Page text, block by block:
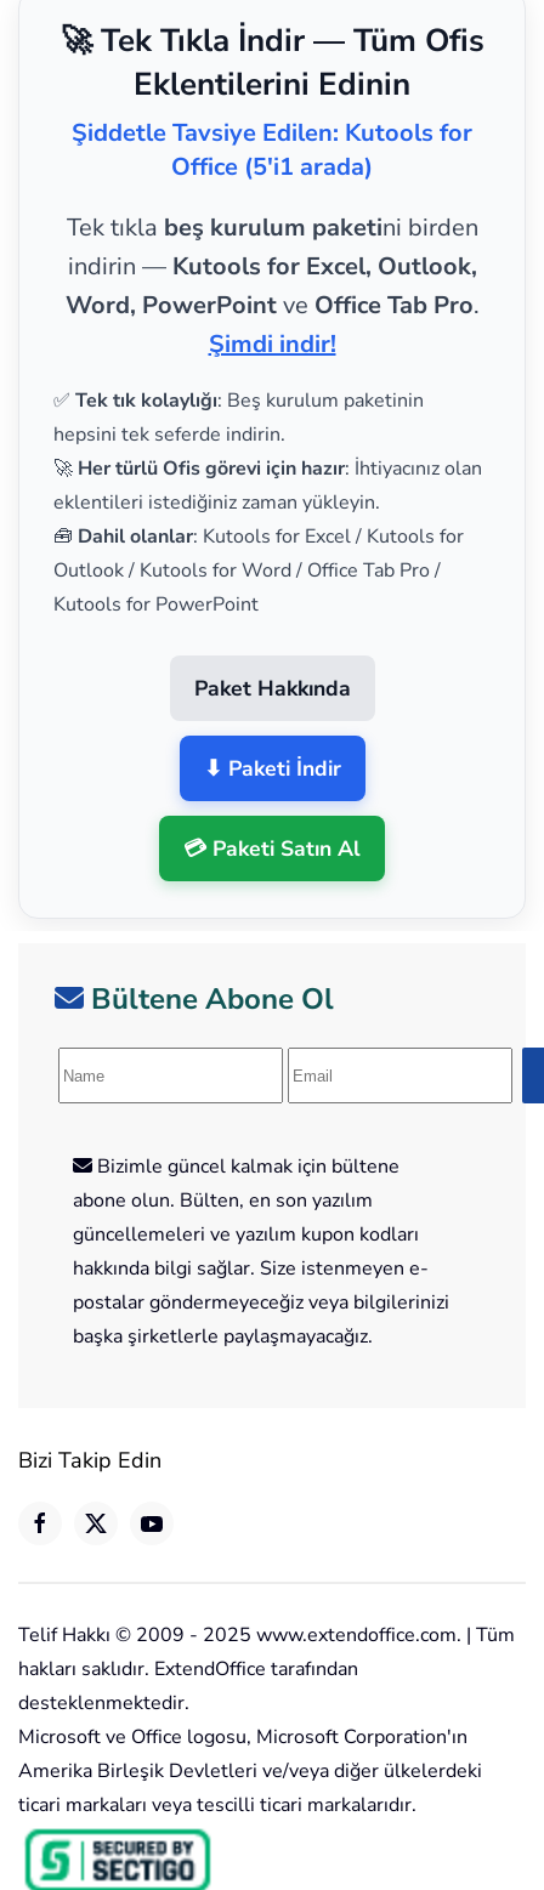
🚀 Tek Tıkla İndir — Tüm Ofis
Eklentilerini Edinin
Şiddetle Tavsiye Edilen: Kutools for
Office (5'i1 arada)
Tek tıkla beş kurulum paketini birden
indirin — Kutools for Excel, Outlook,
Word, PowerPointve Office Tab Pro.
Şimdi indir!
✅ Tek tık kolaylığı: Beş kurulum paketinin
hepsini tek seferde indirin.
🚀 Her türlü Ofis görevi için hazır: İhtiyacınız olan
eklentileri istediğiniz zaman yükleyin.
🧰 Dahil olanlar: Kutools for Excel / Kutools for
Outlook / Kutools for Word / Office Tab Pro /
Kutools for PowerPoint
Paket Hakkında
⬇ Paketi İndir
💳 Paketi Satın Al
Bültene Abone Ol
Bizimle güncel kalmak için bültene
abone olun. Bülten, en son yazılım
güncellemeleri ve yazılım kupon kodları
hakkında bilgi sağlar. Size istenmeyen e-
postalar göndermeyeceğiz veya bilgilerinizi
başka şirketlerle paylaşmayacağız.
Bizi Takip Edin
Telif Hakkı © 2009 - 2025 www.extendoffice.com. | Tüm
hakları saklıdır. ExtendOffice tarafından
desteklenmektedir.
Microsoft ve Office logosu, Microsoft Corporation'ın
Amerika Birleşik Devletleri ve/veya diğer ülkelerdeki
ticari markaları veya tescilli ticari markalarıdır.